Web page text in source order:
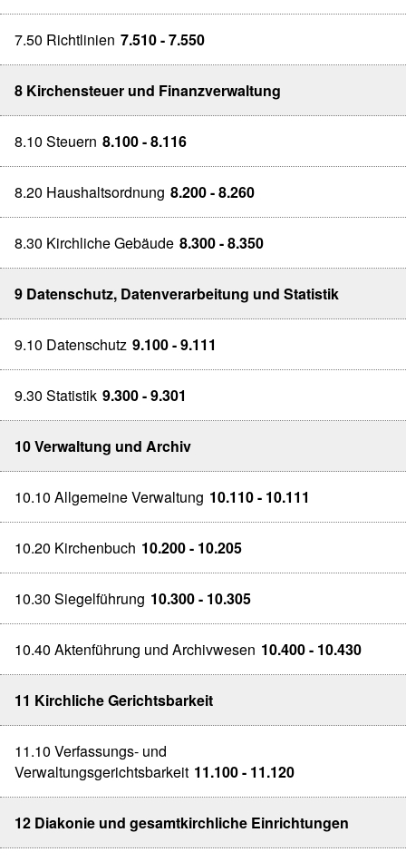
7.50 Richtlinien 7.510 - 7.550
8 Kirchensteuer und Finanzverwaltung
8.10 Steuern 8.100 - 8.116
8.20 Haushaltsordnung 8.200 - 8.260
8.30 Kirchliche Gebäude 8.300 - 8.350
9 Datenschutz, Datenverarbeitung und Statistik
9.10 Datenschutz 9.100 - 9.111
9.30 Statistik 9.300 - 9.301
10 Verwaltung und Archiv
10.10 Allgemeine Verwaltung 10.110 - 10.111
10.20 Kirchenbuch 10.200 - 10.205
10.30 Siegelführung 10.300 - 10.305
10.40 Aktenführung und Archivwesen 10.400 - 10.430
11 Kirchliche Gerichtsbarkeit
11.10 Verfassungs- und
Verwaltungsgerichtsbarkeit 11.100 - 11.120
12 Diakonie und gesamtkirchliche Einrichtungen